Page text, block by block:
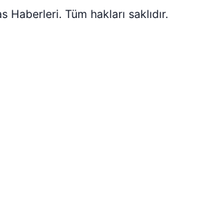
Tüm hakları saklıdır.